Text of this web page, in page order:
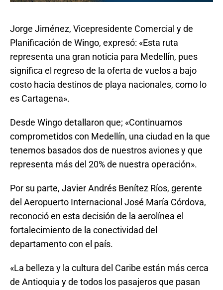
Jorge Jiménez, Vicepresidente Comercial y de
Planificación de Wingo, expresó: «Esta ruta
representa una gran noticia para Medellín, pues
significa el regreso de la oferta de vuelos a bajo
costo hacia destinos de playa nacionales, como lo
es Cartagena».
Desde Wingo detallaron que; «Continuamos
comprometidos con Medellín, una ciudad en la que
tenemos basados dos de nuestros aviones y que
representa más del 20% de nuestra operación».
Por su parte, Javier Andrés Benítez Ríos, gerente
del Aeropuerto Internacional José María Córdova,
reconoció en esta decisión de la aerolínea el
fortalecimiento de la conectividad del
departamento con el país.
«La belleza y la cultura del Caribe están más cerca
de Antioquia y de todos los pasajeros que pasan